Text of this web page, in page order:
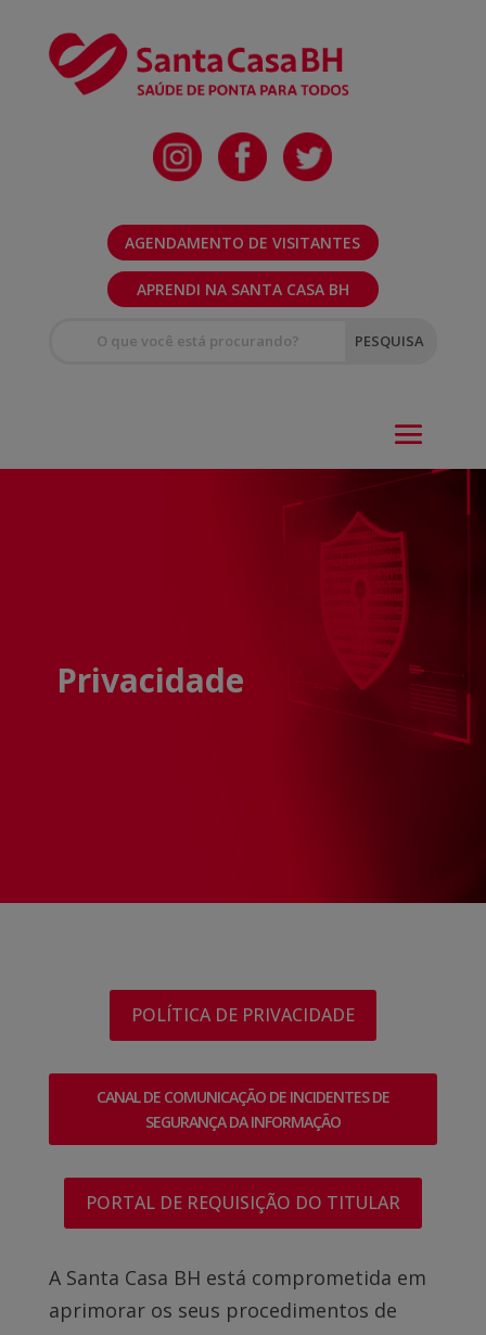
AGENDAMENTO DE VISITANTES
APRENDI NA SANTA CASA BH
Privacidade
POLÍTICA DE PRIVACIDADE
CANAL DE COMUNICAÇÃO DE INCIDENTES DE
SEGURANÇA DA INFORMAÇÃO
PORTAL DE REQUISIÇÃO DO TITULAR
A Santa Casa BH está comprometida em
aprimorar os seus procedimentos de